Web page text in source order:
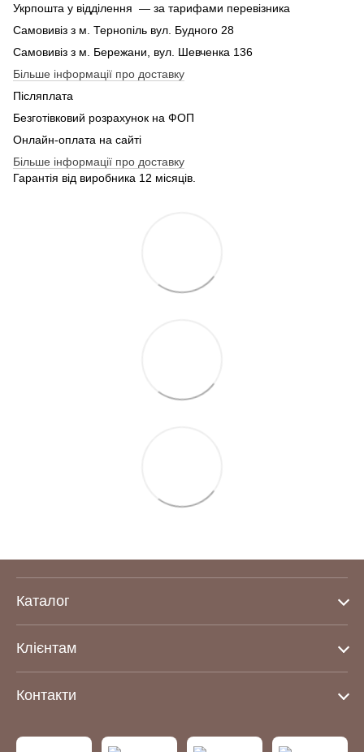
Укрпошта у відділення — за тарифами перевізника
Самовивіз з м. Тернопіль вул. Будного 28
Самовивіз з м. Бережани, вул. Шевченка 136
Більше інформації про доставку
Післяплата
Безготівковий розрахунок на ФОП
Онлайн-оплата на сайті
Більше інформації про доставку
Гарантія від виробника 12 місяців.
Каталог
Клієнтам
Контакти